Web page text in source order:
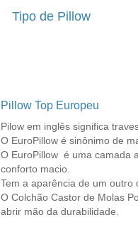
Tipo de Pillow
Pillow Top Europeu
Pilow em inglês significa
O EuroPillow é sinônimo de
O EuroPillow é uma camada
conforto macio.
Tem a aparência de um outro
O Colchão Castor de Molas
abrir mão da durabilidade.